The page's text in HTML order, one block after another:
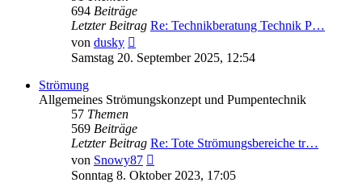
694 Beiträge
Letzter Beitrag Re: Technikberatung Technik P…
von dusky
Beitrag
Samstag 20. September 2025, 12:54
Strömung
Allgemeines Strömungskonzept und Pumpentechnik
57 Themen
569 Beiträge
Letzter Beitrag Re: Tote Strömungsbereiche tr…
von Snowy87
Beitrag
Sonntag 8. Oktober 2023, 17:05